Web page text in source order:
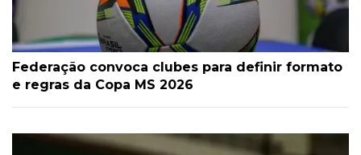
Federação convoca clubes para definir formato
e regras da Copa MS 2026